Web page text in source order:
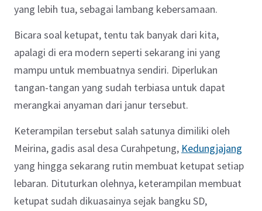
yang lebih tua, sebagai lambang kebersamaan.
Bicara soal ketupat, tentu tak banyak dari kita,
apalagi di era modern seperti sekarang ini yang
mampu untuk membuatnya sendiri. Diperlukan
tangan-tangan yang sudah terbiasa untuk dapat
merangkai anyaman dari janur tersebut.
Keterampilan tersebut salah satunya dimiliki oleh
Meirina, gadis asal desa Curahpetung, Kedungjajang
yang hingga sekarang rutin membuat ketupat setiap
lebaran. Dituturkan olehnya, keterampilan membuat
ketupat sudah dikuasainya sejak bangku SD,